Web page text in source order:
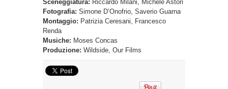
Sceneggiatura: Riccardo Milani, Michele Astori
Fotografia: Simone D’Onofrio, Saverio Guarna
Montaggio: Patrizia Ceresani, Francesco
Renda
Musiche: Moses Concas
Produzione: Wildside, Our Films